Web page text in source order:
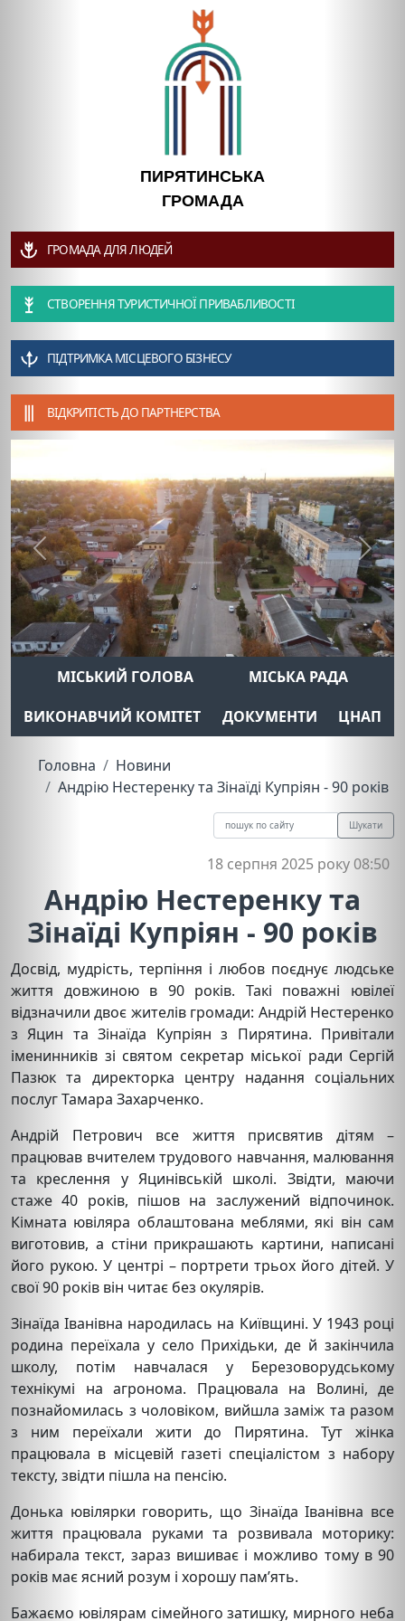
ПИРЯТИНСЬКА
ГРОМАДА
ГРОМАДА ДЛЯ ЛЮДЕЙ
СТВОРЕННЯ ТУРИСТИЧНОЇ ПРИВАБЛИВОСТІ
ПІДТРИМКА МІСЦЕВОГО БІЗНЕСУ
ВІДКРИТІСТЬ ДО ПАРТНЕРСТВА
Previous Next
МІСЬКИЙ ГОЛОВА
МІСЬКА РАДА
ВИКОНАВЧИЙ КОМІТЕТ
ДОКУМЕНТИ ЦНАП
Головна
Новини
Андрію Нестеренку та Зінаїді Купріян - 90 років
Шукати
18 серпня 2025 року 08:50
Андрію Нестеренку та
Зінаїді Купріян - 90 років
Досвід, мудрість, терпіння і любов поєднує людське
життя довжиною в 90 років. Такі поважні ювілеї
відзначили двоє жителів громади: Андрій Нестеренко
з Яцин та Зінаїда Купріян з Пирятина. Привітали
іменинників зі святом секретар міської ради Сергій
Пазюк та директорка центру надання соціальних
послуг Тамара Захарченко.
Андрій Петрович все життя присвятив дітям –
працював вчителем трудового навчання, малювання
та креслення у Яцинівській школі. Звідти, маючи
стаже 40 років, пішов на заслужений відпочинок.
Кімната ювіляра облаштована меблями, які він сам
виготовив, а стіни прикрашають картини, написані
його рукою. У центрі – портрети трьох його дітей. У
свої 90 років він читає без окулярів.
Зінаїда Іванівна народилась на Київщині. У 1943 році
родина переїхала у село Прихідьки, де й закінчила
школу, потім навчалася у Березоворудському
технікумі на агронома. Працювала на Волині, де
познайомилась з чоловіком, вийшла заміж та разом
з ним переїхали жити до Пирятина. Тут жінка
працювала в місцевій газеті спеціалістом з набору
тексту, звідти пішла на пенсію.
Донька ювілярки говорить, що Зінаїда Іванівна все
життя працювала руками та розвивала моторику:
набирала текст, зараз вишиває і можливо тому в 90
років має ясний розум і хорошу пам’ять.
Бажаємо ювілярам сімейного затишку, мирного неба